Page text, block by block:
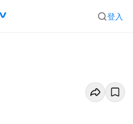
登入